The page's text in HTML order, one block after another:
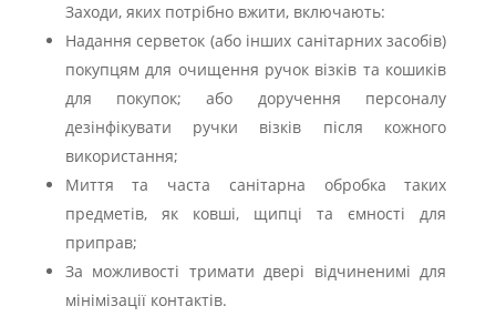
Заходи, яких потрібно вжити, включають:
Надання серветок (або інших санітарних засобів)
покупцям для очищення ручок візків та кошиків
для покупок; або доручення персоналу
дезінфікувати ручки візків після кожного
використання;
Миття та часта санітарна обробка таких
предметів, як ковші, щипці та ємності для
приправ;
За можливості тримати двері відчиненимі для
мінімізації контактів.